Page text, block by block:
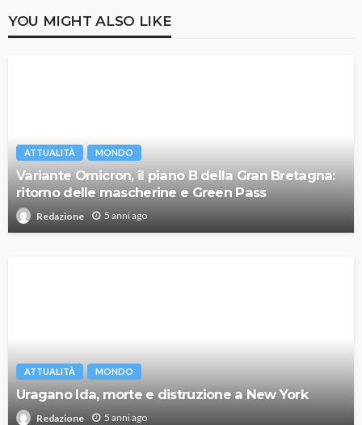
YOU MIGHT ALSO LIKE
ATTUALITÀ MONDO
Variante Omicron, il piano B della Gran Bretagna:
ritorno delle mascherine e Green Pass
Redazione 5 anni ago
ATTUALITÀ MONDO
Uragano Ida, morte e distruzione a New York
Redazione 5 anni ago